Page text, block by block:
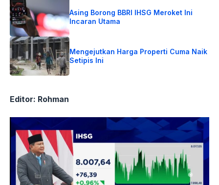
Asing Borong BBRI IHSG Meroket Ini
Incaran Utama
Mengejutkan Harga Properti Cuma Naik
Setipis Ini
Editor: Rohman